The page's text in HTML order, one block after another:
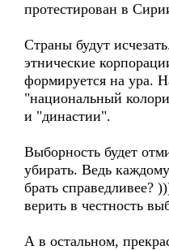
протестирован в
Страны будут
этнические
формируется на ура.
"национальный
и "династии".
Выборность будет
убирать. Ведь
брать справедливее?
верить в честность
А в остальном,